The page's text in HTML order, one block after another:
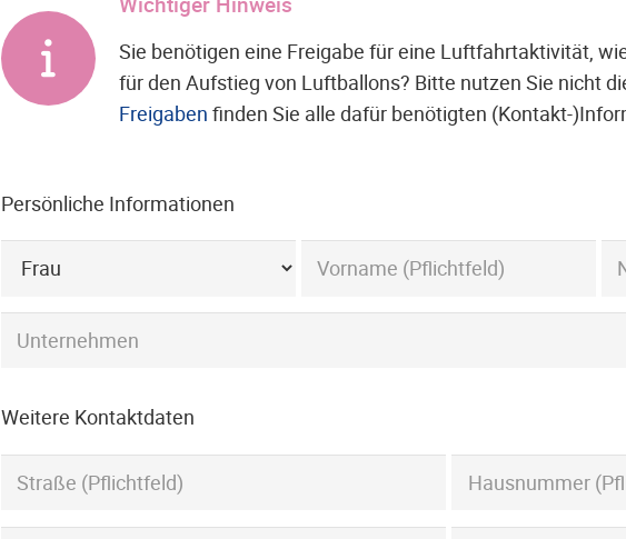
Sie benötigen eine Freigabe für eine Luftfahrtaktivität,
für den Aufstieg von Luftballons? Bitte nutzen Sie nicht
Freigaben finden Sie alle dafür benötigten (Kontakt-
Persönliche Informationen
Weitere Kontaktdaten